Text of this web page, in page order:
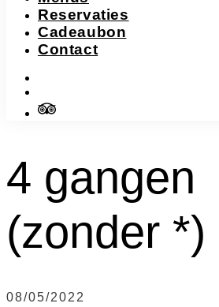
Reservaties
Cadeaubon
Contact
f
tripadvisor
4 gangen
(zonder *)
08/05/2022